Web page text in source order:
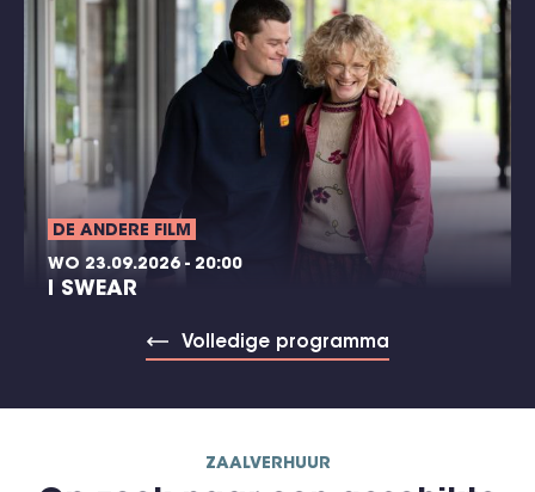
DE ANDERE FILM
WO 23.09.2026 - 20:00
I SWEAR
Volledige programma
ZAALVERHUUR